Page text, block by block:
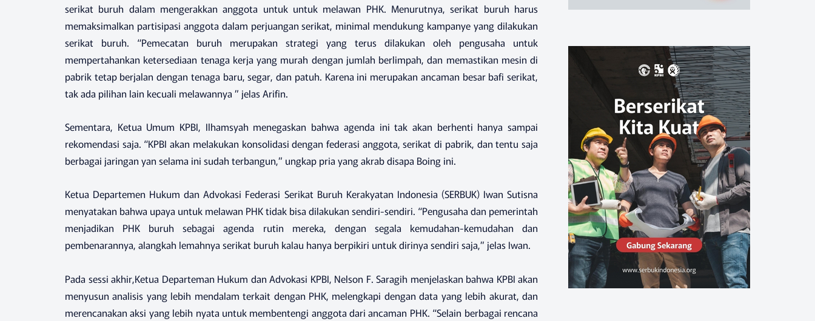
serikat buruh dalam mengerakkan anggota untuk untuk melawan PHK. Menurutnya, serikat buruh harus
memaksimalkan partisipasi anggota dalam perjuangan serikat, minimal mendukung kampanye yang dilakukan
serikat buruh. “Pemecatan buruh merupakan strategi yang terus dilakukan oleh pengusaha untuk
mempertahankan ketersediaan tenaga kerja yang murah dengan jumlah berlimpah, dan memastikan mesin di
pabrik tetap berjalan dengan tenaga baru, segar, dan patuh. Karena ini merupakan ancaman besar bafi serikat,
tak ada pilihan lain kecuali melawannya ” jelas Arifin.
Sementara, Ketua Umum KPBI, Ilhamsyah menegaskan bahwa agenda ini tak akan berhenti hanya sampai
rekomendasi saja. “KPBI akan melakukan konsolidasi dengan federasi anggota, serikat di pabrik, dan tentu saja
berbagai jaringan yan selama ini sudah terbangun,” ungkap pria yang akrab disapa Boing ini.
Ketua Departemen Hukum dan Advokasi Federasi Serikat Buruh Kerakyatan Indonesia (SERBUK) Iwan Sutisna
menyatakan bahwa upaya untuk melawan PHK tidak bisa dilakukan sendiri-sendiri. “Pengusaha dan pemerintah
menjadikan PHK buruh sebagai agenda rutin mereka, dengan segala kemudahan-kemudahan dan
pembenarannya, alangkah lemahnya serikat buruh kalau hanya berpikiri untuk dirinya sendiri saja,” jelas Iwan.
Pada sessi akhir,Ketua Departeman Hukum dan Advokasi KPBI, Nelson F. Saragih menjelaskan bahwa KPBI akan
menyusun analisis yang lebih mendalam terkait dengan PHK, melengkapi dengan data yang lebih akurat, dan
merencanakan aksi yang lebih nyata untuk membentengi anggota dari ancaman PHK. “Selain berbagai rencana